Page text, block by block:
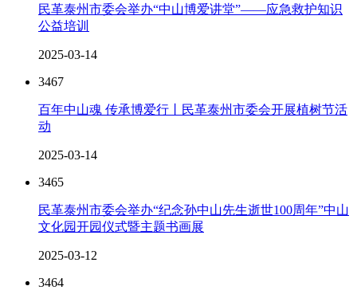
民革泰州市委会举办“中山博爱讲堂”——应急救护知识
公益培训
2025-03-14
3467
百年中山魂 传承博爱行丨民革泰州市委会开展植树节活
动
2025-03-14
3465
民革泰州市委会举办“纪念孙中山先生逝世100周年”中山
文化园开园仪式暨主题书画展
2025-03-12
3464